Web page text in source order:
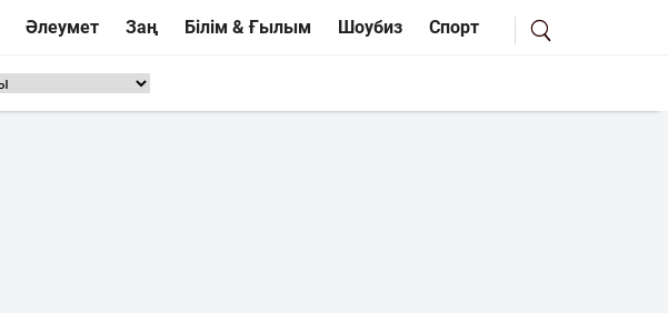
Әлеумет Заң Білім & Ғылым Шоубиз Спорт